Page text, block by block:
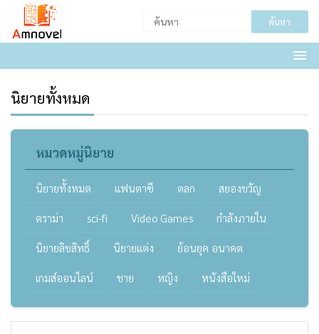
ค้นหา
นิยายทั้งหมด
หมวดหมู่นิยาย
นิยายทั้งหมด แฟนตาซี ตลก สยองขวัญ
ดราม่า sci-fi Video Games กำลังภายใน
นิยายลิขสิทธิ์ นิยายแต่ง ย้อนยุค อนาคต
เกมส์ออนไลน์ ชาย หญิง หนังสือใหม่